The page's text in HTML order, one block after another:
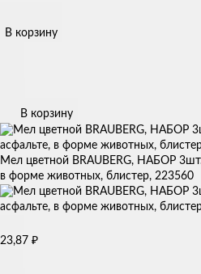
В корзину
В корзину
Мел цветной BRAUBERG, НАБОР
в форме животных, блистер, 223560
23,87 ₽